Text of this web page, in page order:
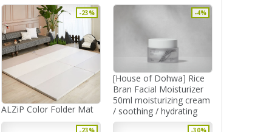
-23%
ALZiP Color Folder Mat
-4%
[House of Dohwa] Rice
Bran Facial Moisturizer
50ml moisturizing cream
/ soothing / hydrating
-23% -30%